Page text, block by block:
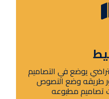
يوضع في التصاميم
طريقه وضع النصوص
تصاميم مطبوعه